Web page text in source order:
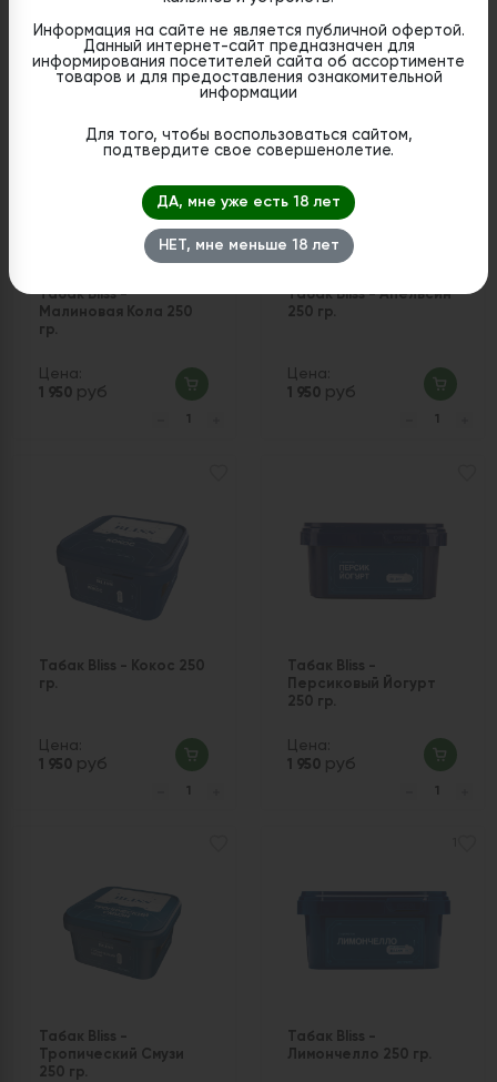
1 950
Цена:
руб
Табак Bliss -
Малиновая Кола 250
гр.
Цена:
1 950 руб
Табак Bliss - Апельсин
250 гр.
Цена:
1 950 руб
Табак Bliss - Кокос 250
гр.
Цена:
1 950 руб
Табак Bliss -
Персиковый Йогурт
250 гр.
Цена:
1 950 руб
Табак Bliss -
Тропический Смузи
250 гр.
Табак Bliss -
Лимончелло 250 гр.
Информация на сайте не является публичной офертой.
Данный интернет-сайт предназначен для
информирования посетителей сайта об ассортименте
товаров и для предоставления ознакомительной
информации
Для того, чтобы воспользоваться сайтом,
подтвердите свое совершенолетие.
ДА, мне уже есть 18 лет
НЕТ, мне меньше 18 лет